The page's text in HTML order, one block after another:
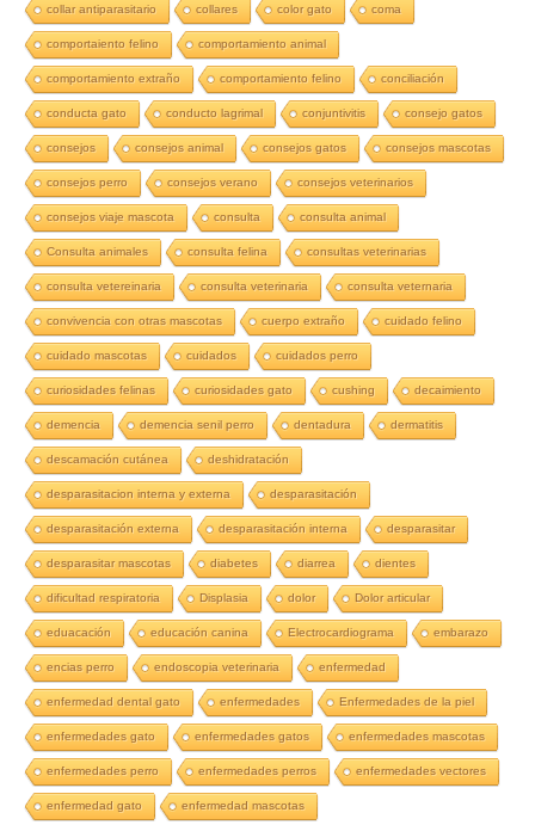
collar antiparasitario collares color gato coma
comportaiento felino comportamiento animal
comportamiento extraño comportamiento felino conciliación
conducta gato conducto lagrimal conjuntivitis consejo gatos
consejos consejos animal consejos gatos consejos mascotas
consejos perro consejos verano consejos veterinarios
consejos viaje mascota consulta consulta animal
Consulta animales consulta felina consultas veterinarias
consulta vetereinaria consulta veterinaria consulta veternaria
convivencia con otras mascotas cuerpo extraño cuidado felino
cuidado mascotas cuidados cuidados perro
curiosidades felinas curiosidades gato cushing decaimiento
demencia demencia senil perro dentadura dermatitis
descamación cutánea deshidratación
desparasitacion interna y externa desparasitación
desparasitación externa desparasitación interna desparasitar
desparasitar mascotas diabetes diarrea dientes
dificultad respiratoria Displasia dolor Dolor articular
eduacación educación canina Electrocardiograma embarazo
encias perro endoscopia veterinaria enfermedad
enfermedad dental gato enfermedades Enfermedades de la piel
enfermedades gato enfermedades gatos enfermedades mascotas
enfermedades perro enfermedades perros enfermedades vectores
enfermedad gato enfermedad mascotas